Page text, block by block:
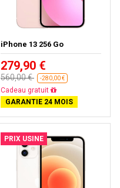
iPhone 13 256 Go
279,90 €
560,00 € -280,00 €
Livraison gratuite
GARANTIE 24 MOIS
PRIX USINE